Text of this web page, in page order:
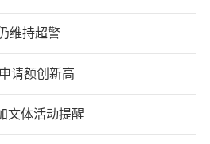
维持超警
请额创新高
文体活动提醒